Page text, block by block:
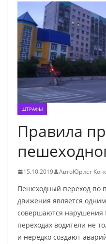
ШТРАФЫ
Правила
15.10.2019 АвтоЮрист
Пешеходный переход по
движения является
совершаются нарушения
переходах водители не
и нередко создают